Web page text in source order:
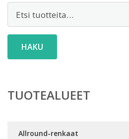
HAKU
TUOTEALUEET
Allround-renkaat